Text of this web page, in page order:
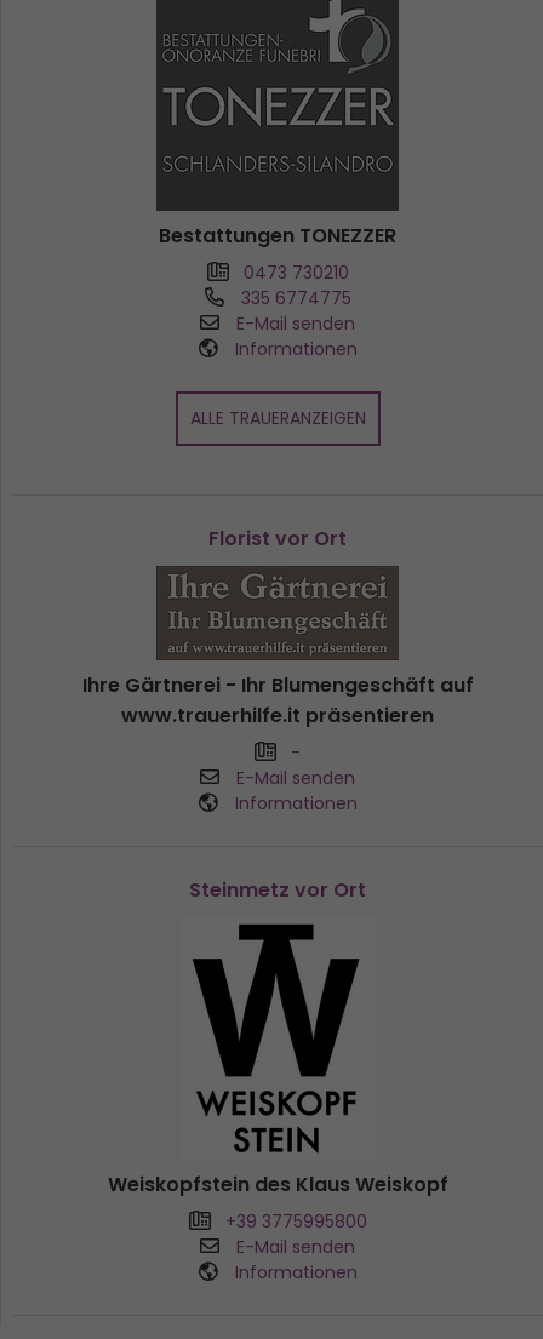
Bestattungen TONEZZER
0473 730210
335 6774775
E-Mail senden
Informationen
ALLE TRAUERANZEIGEN
Florist vor Ort
Ihre Gärtnerei - Ihr Blumengeschäft auf
www.trauerhilfe.it präsentieren
-
E-Mail senden
Informationen
Steinmetz vor Ort
Weiskopfstein des Klaus Weiskopf
+39 3775995800
E-Mail senden
Informationen